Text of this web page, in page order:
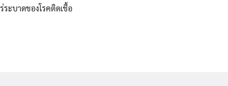
ะบาดของโรคติดเชื้อ